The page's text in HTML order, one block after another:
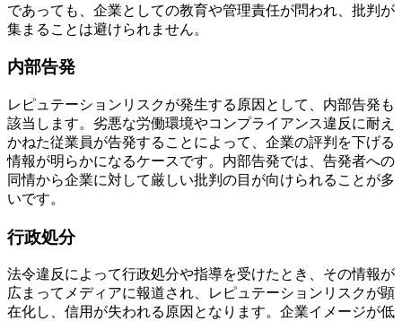
であっても、企業としての教育や管理責任が問われ、批判が
集まることは避けられません。
内部告発
レピュテーションリスクが発生する原因として、内部告発も
該当します。劣悪な労働環境やコンプライアンス違反に耐え
かねた従業員が告発することによって、企業の評判を下げる
情報が明らかになるケースです。内部告発では、告発者への
同情から企業に対して厳しい批判の目が向けられることが多
いです。
行政処分
法令違反によって行政処分や指導を受けたとき、その情報が
広まってメディアに報道され、レピュテーションリスクが顕
在化し、信用が失われる原因となります。企業イメージが低